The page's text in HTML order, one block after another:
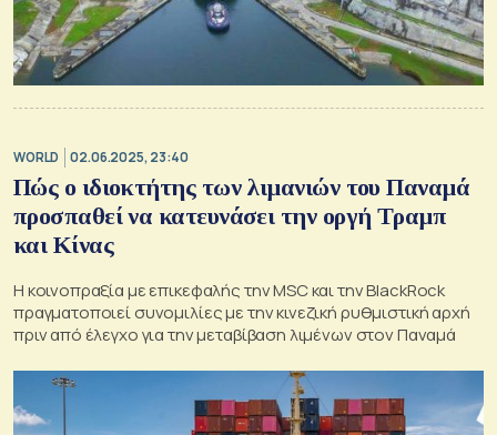
WORLD 02.06.2025, 23:40
Πώς ο ιδιοκτήτης των λιμανιών του Παναμά
προσπαθεί να κατευνάσει την οργή Τραμπ
και Κίνας
Η κοινοπραξία με επικεφαλής την MSC και την BlackRock
πραγματοποιεί συνομιλίες με την κινεζική ρυθμιστική αρχή
πριν από έλεγχο για την μεταβίβαση λιμένων στον Παναμά